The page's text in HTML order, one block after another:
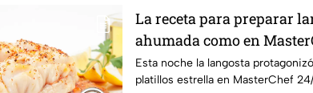
La receta para preparar
ahumada como en
Esta noche la langosta
platillos estrella en MasterChef